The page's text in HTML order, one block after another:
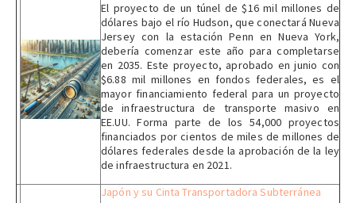
El proyecto de un túnel de $16 mil millones de
dólares bajo el río Hudson, que conectará Nueva
Jersey con la estación Penn en Nueva York,
debería comenzar este año para completarse
en 2035. Este proyecto, aprobado en junio con
$6.88 mil millones en fondos federales, es el
mayor financiamiento federal para un proyecto
de infraestructura de transporte masivo en
EE.UU. Forma parte de los 54,000 proyectos
financiados por cientos de miles de millones de
dólares federales desde la aprobación de la ley
de infraestructura en 2021.
Japón y su Cinta Transportadora Subterránea